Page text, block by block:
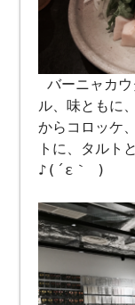
バーニャカ
ル、味ともに
からコロッケ
トに、タルト
♪(´ε｀ )